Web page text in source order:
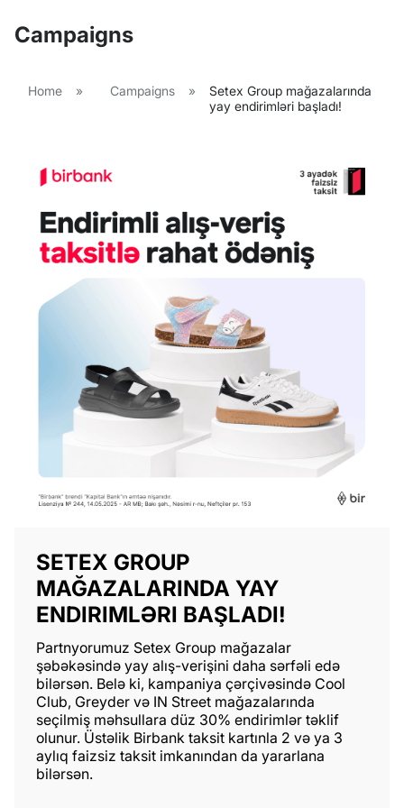
Campaigns
Home » Campaigns »
Setex Group mağazalarında
yay endirimləri başladı!
SETEX GROUP
MAĞAZALARINDA YAY
ENDIRIMLƏRI BAŞLADI!
Partnyorumuz Setex Group mağazalar
şəbəkəsində yay alış-verişini daha sərfəli edə
bilərsən. Belə ki, kampaniya çərçivəsində Cool
Club, Greyder və IN Street mağazalarında
seçilmiş məhsullara düz 30% endirimlər təklif
olunur. Üstəlik Birbank taksit kartınla 2 və ya 3
aylıq faizsiz taksit imkanından da yararlana
bilərsən.